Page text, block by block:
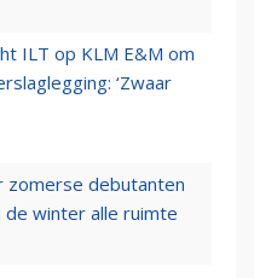
ILT op KLM E&M om
‘Zwaar
zomerse debutanten
de winter alle ruimte